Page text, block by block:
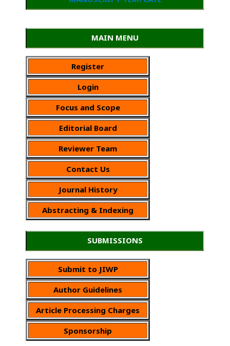
MAIN MENU
Register
Login
Focus and Scope
Editorial Board
Reviewer Team
Contact Us
Journal History
Abstracting & Indexing
SUBMISSIONS
Submit to JIWP
Author Guidelines
Article Processing Charges
Sponsorship